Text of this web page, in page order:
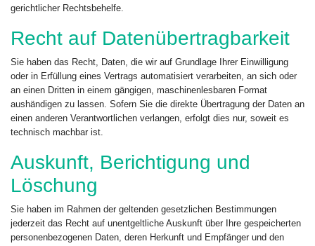
gerichtlicher Rechtsbehelfe.
Recht auf Daten­übertrag­barkeit
Sie haben das Recht, Daten, die wir auf Grundlage Ihrer Einwilligung
oder in Erfüllung eines Vertrags automatisiert verarbeiten, an sich oder
an einen Dritten in einem gängigen, maschinenlesbaren Format
aushändigen zu lassen. Sofern Sie die direkte Übertragung der Daten an
einen anderen Verantwortlichen verlangen, erfolgt dies nur, soweit es
technisch machbar ist.
Auskunft, Berichtigung und
Löschung
Sie haben im Rahmen der geltenden gesetzlichen Bestimmungen
jederzeit das Recht auf unentgeltliche Auskunft über Ihre gespeicherten
personenbezogenen Daten, deren Herkunft und Empfänger und den